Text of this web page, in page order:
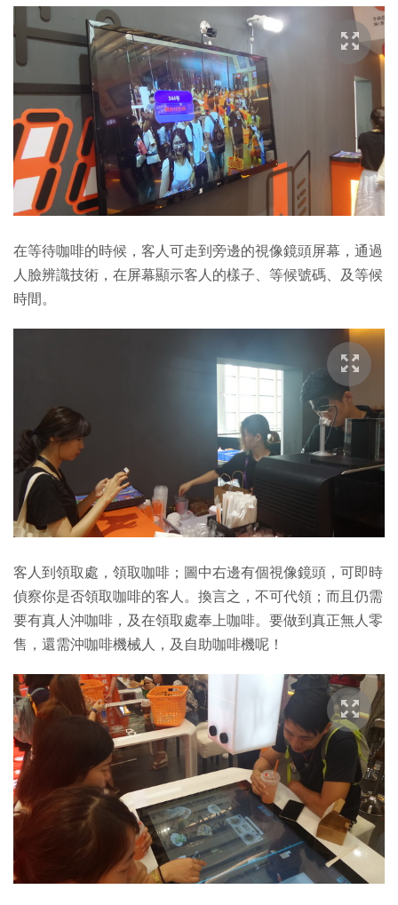
在等待咖啡的時候，客人可走到旁邊的視像鏡頭屏幕，通過
人臉辨識技術，在屏幕顯示客人的樣子、等候號碼、及等候
時間。
客人到領取處，領取咖啡；圖中右邊有個視像鏡頭，可即時
偵察你是否領取咖啡的客人。換言之，不可代領；而且仍需
要有真人沖咖啡，及在領取處奉上咖啡。要做到真正無人零
售，還需沖咖啡機械人，及自助咖啡機呢！